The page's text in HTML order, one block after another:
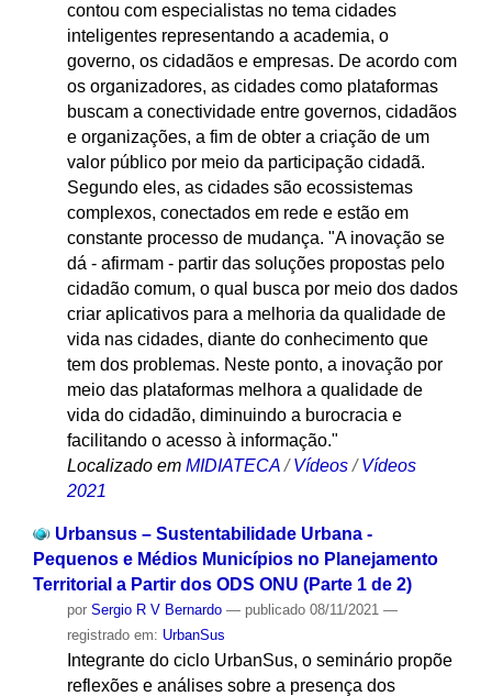
contou com especialistas no tema cidades
inteligentes representando a academia, o
governo, os cidadãos e empresas. De acordo com
os organizadores, as cidades como plataformas
buscam a conectividade entre governos, cidadãos
e organizações, a fim de obter a criação de um
valor público por meio da participação cidadã.
Segundo eles, as cidades são ecossistemas
complexos, conectados em rede e estão em
constante processo de mudança. "A inovação se
dá - afirmam - partir das soluções propostas pelo
cidadão comum, o qual busca por meio dos dados
criar aplicativos para a melhoria da qualidade de
vida nas cidades, diante do conhecimento que
tem dos problemas. Neste ponto, a inovação por
meio das plataformas melhora a qualidade de
vida do cidadão, diminuindo a burocracia e
facilitando o acesso à informação."
Localizado em MIDIATECA /Vídeos /Vídeos
2021
Urbansus – Sustentabilidade Urbana -
Pequenos e Médios Municípios no Planejamento
Territorial a Partir dos ODS ONU (Parte 1 de 2)
por Sergio R V Bernardo — publicado08/11/2021 —
registrado em: UrbanSus
Integrante do ciclo UrbanSus, o seminário propõe
reflexões e análises sobre a presença dos